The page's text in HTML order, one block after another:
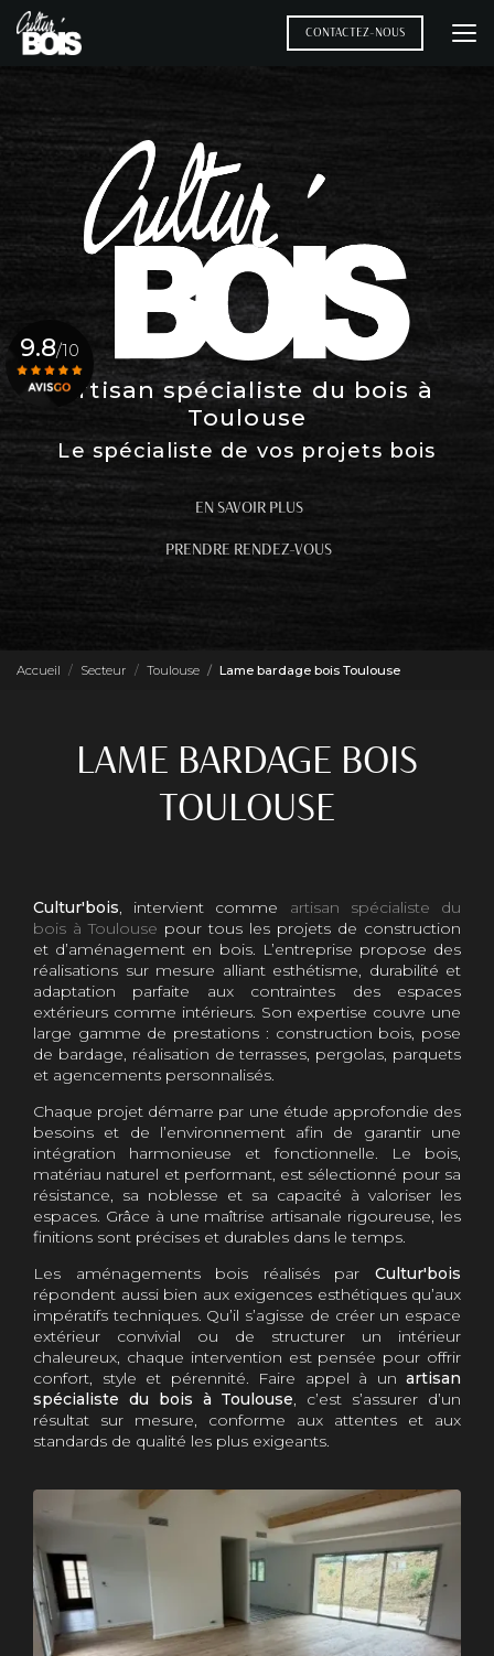
Aller
au
contenu
CONTACTEZ-NOUS
Artisan spécialiste du bois à
Toulouse
Le spécialiste de vos projets bois
EN SAVOIR PLUS
PRENDRE RENDEZ-VOUS
9.8/10
Accueil Secteur Toulouse Lame bardage bois Toulouse
LAME BARDAGE BOIS
TOULOUSE
Cultur'bois, intervient comme artisan spécialiste du
bois à Toulouse pour tous les projets de construction
et d’aménagement en bois. L’entreprise propose des
réalisations sur mesure alliant esthétisme, durabilité et
adaptation parfaite aux contraintes des espaces
extérieurs comme intérieurs. Son expertise couvre une
large gamme de prestations : construction bois, pose
de bardage, réalisation de terrasses, pergolas, parquets
et agencements personnalisés.
Chaque projet démarre par une étude approfondie des
besoins et de l’environnement afin de garantir une
intégration harmonieuse et fonctionnelle. Le bois,
matériau naturel et performant, est sélectionné pour sa
résistance, sa noblesse et sa capacité à valoriser les
espaces. Grâce à une maîtrise artisanale rigoureuse, les
finitions sont précises et durables dans le temps.
Les aménagements bois réalisés par Cultur'bois
répondent aussi bien aux exigences esthétiques qu’aux
impératifs techniques. Qu’il s’agisse de créer un espace
extérieur convivial ou de structurer un intérieur
chaleureux, chaque intervention est pensée pour offrir
confort, style et pérennité. Faire appel à un artisan
spécialiste du bois à Toulouse, c’est s’assurer d’un
résultat sur mesure, conforme aux attentes et aux
standards de qualité les plus exigeants.